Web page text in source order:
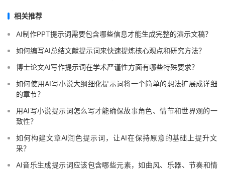
相关推荐
AI制作PPT提示词需要包含哪些信息才能生成完整的演示文稿？
如何编写AI总结文献提示词来快速提炼核心观点和研究方法？
博士论文AI写作提示词在学术严谨性方面有哪些特殊要求？
如何使用AI写小说大纲细化提示词将一个简单的想法扩展成详细
的章节？
用AI写小说提示词怎么写才能确保故事角色、情节和世界观的一
致性？
如何构建文章AI润色提示词，让AI在保持原意的基础上提升文
采？
AI音乐生成提示词应该包含哪些元素，如曲风、乐器、节奏和情